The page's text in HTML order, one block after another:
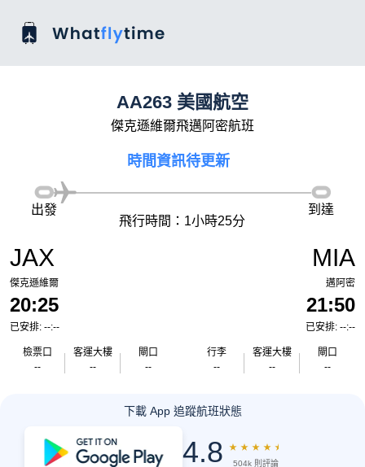
AA263 美國航空
傑克遜維爾飛邁阿密航班
時間資訊待更新
JAX
傑克遜維爾
20:25
已安排: --:--
檢票口
--
客運大樓
--
閘口
--
出發
飛行時間：1小時25分
到達
MIA
邁阿密
21:50
已安排: --:--
行李
--
客運大樓
--
閘口
--
下載 App 追蹤航班狀態
4.8 ★ ★ ★ ★ ★
504k 則評論